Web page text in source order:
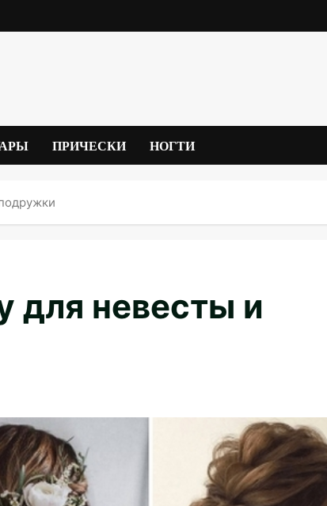
ПРИЧЕСКИ НОГТИ
для невесты и